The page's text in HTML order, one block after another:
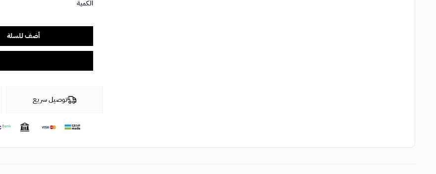
الكمية
أضف للسلة
توصيل سريع